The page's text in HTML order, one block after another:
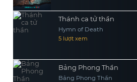
Thánh ca tử thần
Hymn of Death
5 lượt xem
Bảng Phong Thần
Bảng Phong Thần